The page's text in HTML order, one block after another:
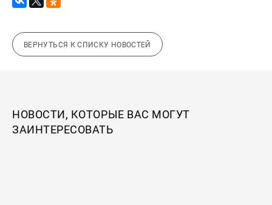
ВЕРНУТЬСЯ К СПИСКУ НОВОСТЕЙ
НОВОСТИ, КОТОРЫЕ ВАС МОГУТ
ЗАИНТЕРЕСОВАТЬ